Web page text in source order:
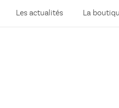
Les actualités La